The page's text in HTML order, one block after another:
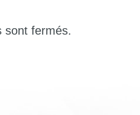
sont fermés.